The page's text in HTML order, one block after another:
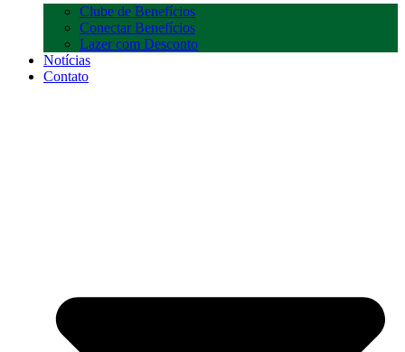
Clube de Benefícios
Conectar Benefícios
Lazer com Desconto
Notícias
Contato